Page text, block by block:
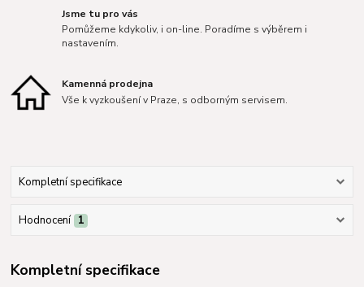
Jsme tu pro vás
Pomůžeme kdykoliv, i on-line. Poradíme s výběrem i
nastavením.
Kamenná prodejna
Vše k vyzkoušení v Praze, s odborným servisem.
Kompletní specifikace
Hodnocení 1
Kompletní specifikace